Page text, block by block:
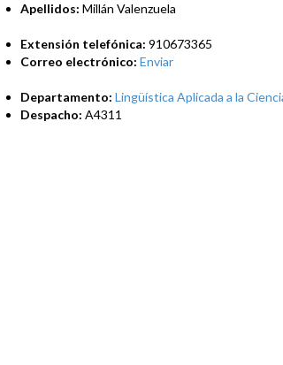
Apellidos: Millán Valenzuela
Extensión telefónica: 910673365
Correo electrónico: Enviar
Departamento: Lingüística Aplicada a la
Despacho: A4311